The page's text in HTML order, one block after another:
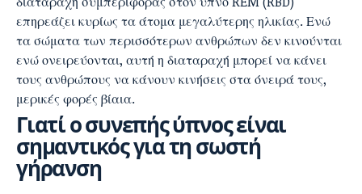
επηρεάζει κυρίως τα άτομα μεγαλύτερης ηλικίας. Ενώ
τα σώματα των περισσότερων ανθρώπων δεν κινούνται
ενώ ονειρεύονται, αυτή η διαταραχή μπορεί να κάνει
τους ανθρώπους να κάνουν κινήσεις στα όνειρά τους,
μερικές φορές βίαια.
Γιατί ο συνεπής ύπνος είναι
σημαντικός για τη σωστή
γήρανση